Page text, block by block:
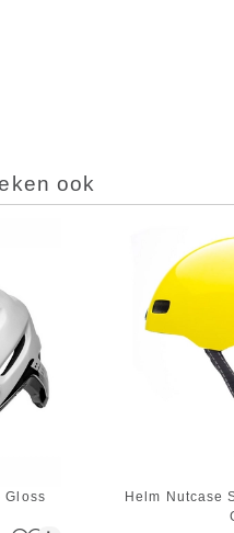
ook
Gloss
Helm Nutcase